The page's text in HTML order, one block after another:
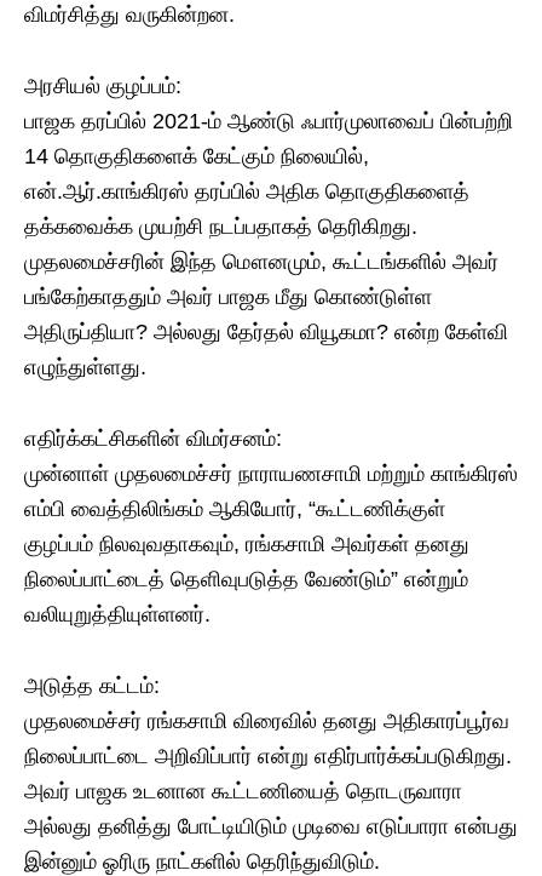
விமர்சித்து வருகின்றன.
​அரசியல் குழப்பம்:
​பாஜக தரப்பில் 2021-ம் ஆண்டு ஃபார்முலாவைப் பின்பற்றி
14 தொகுதிகளைக் கேட்கும் நிலையில்,
என்.ஆர்.காங்கிரஸ் தரப்பில் அதிக தொகுதிகளைத்
தக்கவைக்க முயற்சி நடப்பதாகத் தெரிகிறது.
முதலமைச்சரின் இந்த மௌனமும், கூட்டங்களில் அவர்
பங்கேற்காததும் அவர் பாஜக மீது கொண்டுள்ள
அதிருப்தியா? அல்லது தேர்தல் வியூகமா? என்ற கேள்வி
எழுந்துள்ளது.
​எதிர்க்கட்சிகளின் விமர்சனம்:
​முன்னாள் முதலமைச்சர் நாராயணசாமி மற்றும் காங்கிரஸ்
எம்பி வைத்திலிங்கம் ஆகியோர், “கூட்டணிக்குள்
குழப்பம் நிலவுவதாகவும், ரங்கசாமி அவர்கள் தனது
நிலைப்பாட்டைத் தெளிவுபடுத்த வேண்டும்” என்றும்
வலியுறுத்தியுள்ளனர்.
​அடுத்த கட்டம்:
முதலமைச்சர் ரங்கசாமி விரைவில் தனது அதிகாரப்பூர்வ
நிலைப்பாட்டை அறிவிப்பார் என்று எதிர்பார்க்கப்படுகிறது.
அவர் பாஜக உடனான கூட்டணியைத் தொடருவாரா
அல்லது தனித்து போட்டியிடும் முடிவை எடுப்பாரா என்பது
இன்னும் ஓரிரு நாட்களில் தெரிந்துவிடும்.